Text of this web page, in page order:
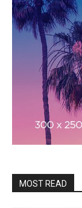
MOST READ